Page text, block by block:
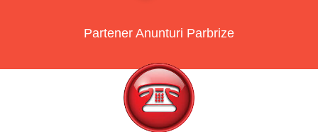
Partener Anunturi Parbrize